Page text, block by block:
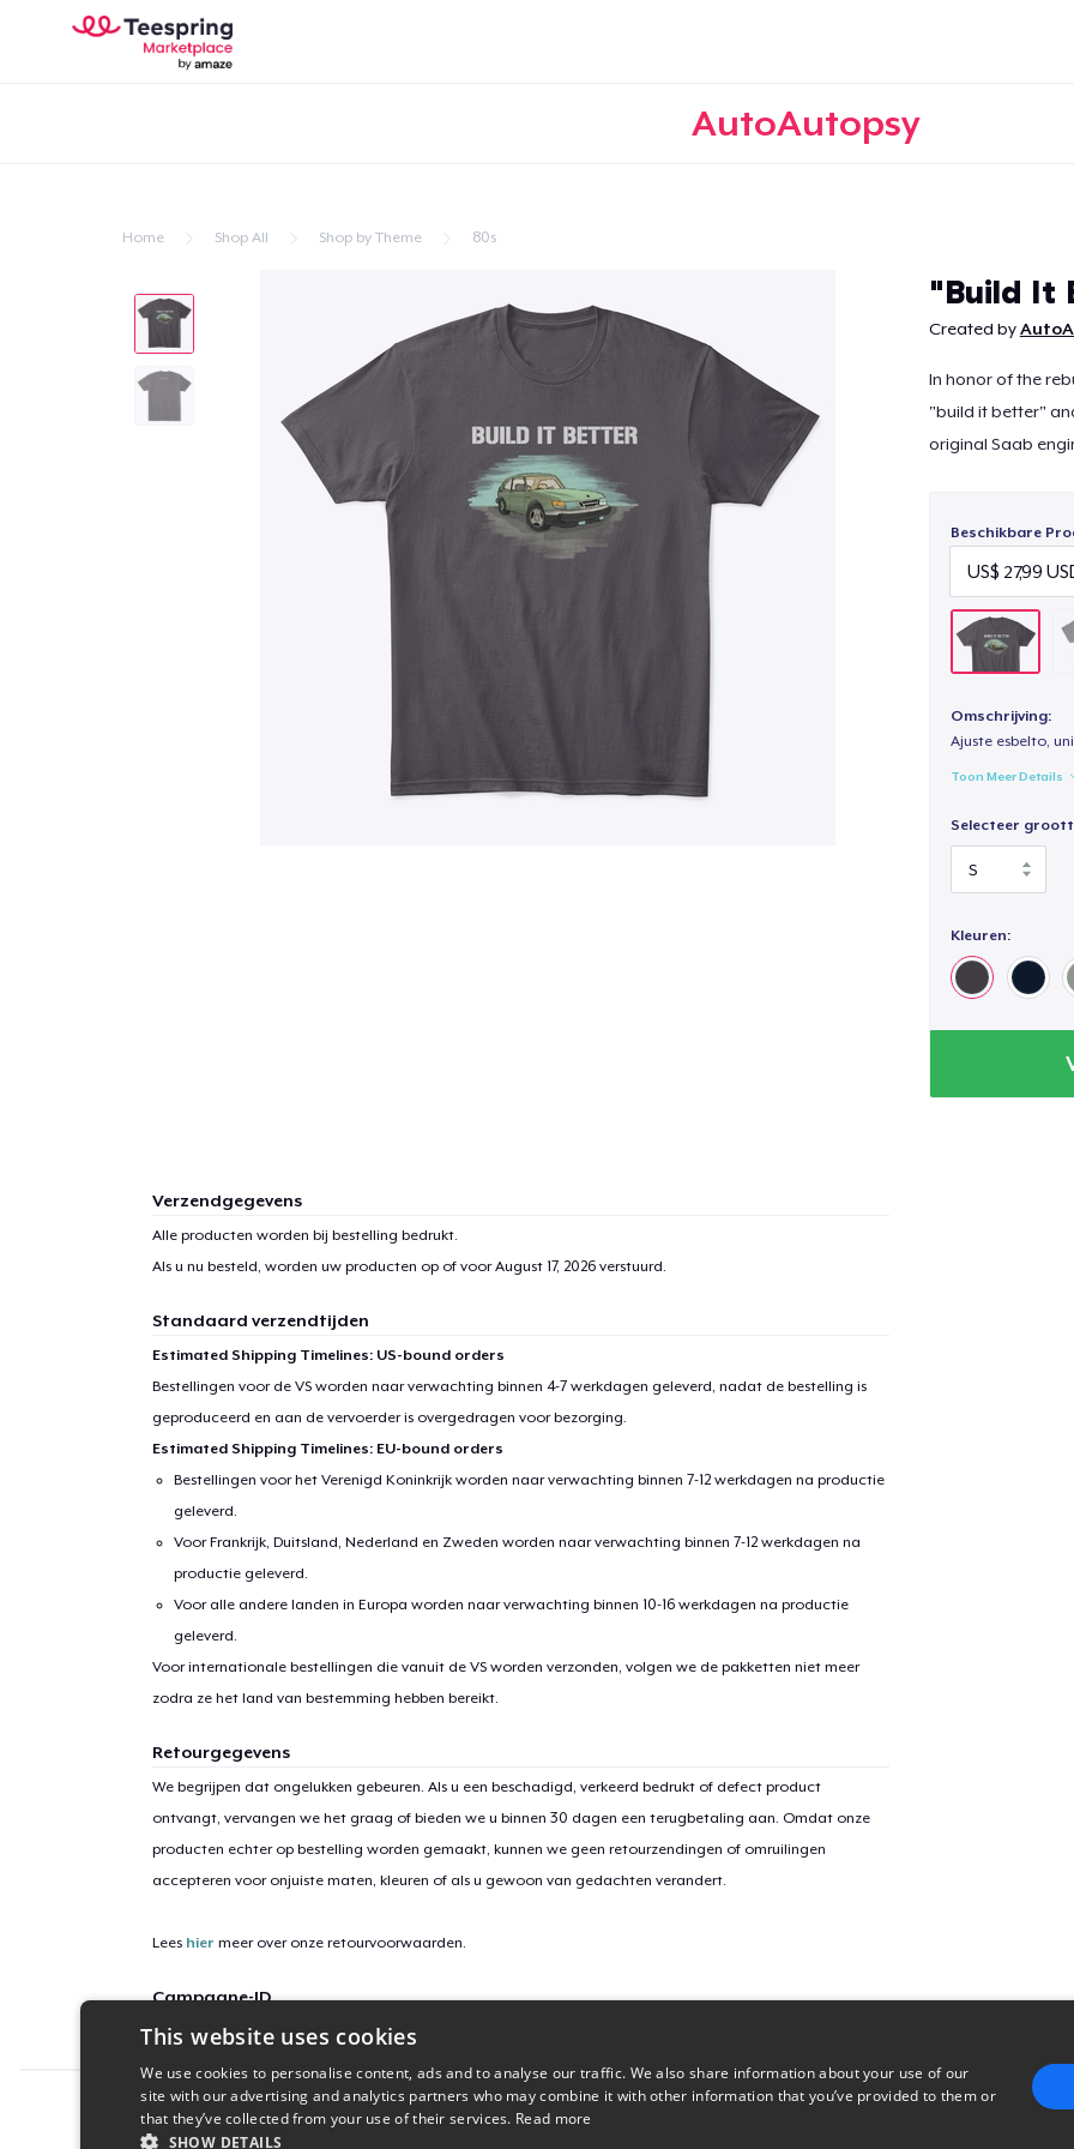
AutoAutopsy
Home Shop All Shop by Theme 80s
"Build It
Created by
In honor of the
"build it better"
original Saab
Beschikbare
Omschrijving:
Ajuste esbelto,
Toon Meer Details
Selecteer
Kleuren:
Verzendgegevens
Alle producten worden bij bestelling bedrukt.
Als u nu besteld, worden uw producten op of voorAugust 17, 2026verstuurd.
Standaard verzendtijden
Estimated Shipping Timelines: US-bound orders
Bestellingen voor de VS worden naar verwachting binnen 4-7 werkdagen geleverd, nadat de bestelling is
geproduceerd en aan de vervoerder is overgedragen voor bezorging.
Estimated Shipping Timelines: EU-bound orders
Bestellingen voor het Verenigd Koninkrijk worden naar verwachting binnen 7-12 werkdagen na productie
geleverd.
Voor Frankrijk, Duitsland, Nederland en Zweden worden naar verwachting binnen 7-12 werkdagen na
productie geleverd.
Voor alle andere landen in Europa worden naar verwachting binnen 10-16 werkdagen na productie
geleverd.
Voor internationale bestellingen die vanuit de VS worden verzonden, volgen we de pakketten niet meer
zodra ze het land van bestemming hebben bereikt.
Retourgegevens
We begrijpen dat ongelukken gebeuren. Als u een beschadigd, verkeerd bedrukt of defect product
ontvangt, vervangen we het graag of bieden we u binnen 30 dagen een terugbetaling aan. Omdat onze
producten echter op bestelling worden gemaakt, kunnen we geen retourzendingen of omruilingen
accepteren voor onjuiste maten, kleuren of als u gewoon van gedachten verandert.
Lees hier meer over onze retourvoorwaarden.
Campagne-ID
saab-900-build-it-better-light
Report this product
Comfort Tee
This website uses cookies
We use cookies to personalise content, ads and to analyse our traffic. We also share information about your use of our
site with our advertising and analytics partners who may combine it with other information that you’ve provided to them or
that they’ve collected from your use of their services. Read more
SHOW DETAILS